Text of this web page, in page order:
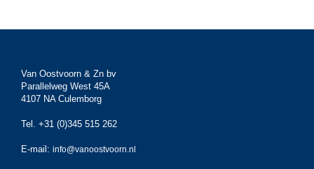
Van Oostvoorn & Zn bv
Parallelweg West 45A
4107 NA Culemborg
Tel. +31 (0)345 515 262
E-mail: info@vanoostvoorn.nl